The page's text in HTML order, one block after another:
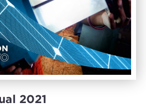
2021